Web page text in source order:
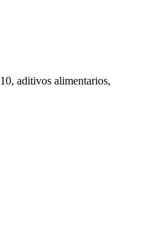
aditivos alimentarios,